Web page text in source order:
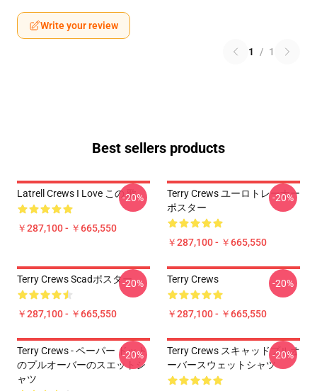
Write your review
1 / 1
Best sellers products
Latrell Crews I Love この 歌
￥287,100 - ￥665,550
-20%
Terry Crews ユーロトレーナー
ポスター
￥287,100 - ￥665,550
-20%
Terry Crews Scadポスター
￥287,100 - ￥665,550
-20% Terry Crews
￥287,100 - ￥665,550
-20%
Terry Crews - ペーパー ドット
のプルオーバーのスエットシ
ャツ
-20%
Terry Crews スキャッドプルオ
ーバースウェットシャツ
-20%